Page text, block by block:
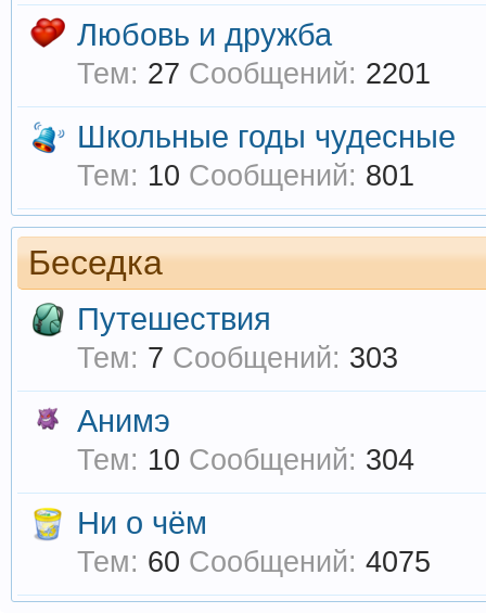
Любовь и дружба
Тем: 27 Сообщений: 2201
Школьные годы чудесные
Тем: 10 Сообщений: 801
Беседка
Путешествия
Тем: 7 Сообщений: 303
Анимэ
Тем: 10 Сообщений: 304
Ни о чём
Тем: 60 Сообщений: 4075